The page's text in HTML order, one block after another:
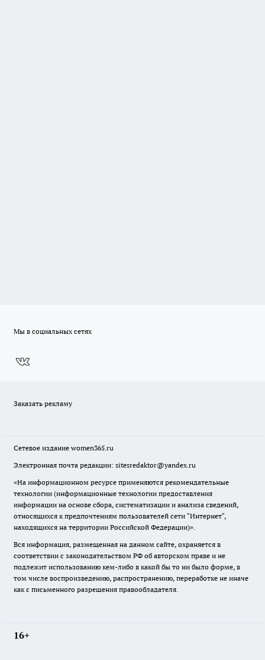
Мы в социальных сетях
Заказать рекламу
Сетевое издание women365.ru
Электронная почта редакции: sitesredaktor@yandex.ru
«На информационном ресурсе применяются рекомендательные
технологии (информационные технологии предоставления
информации на основе сбора, систематизации и анализа сведений,
относящихся к предпочтениям пользователей сети "Интернет",
находящихся на территории Российской Федерации)».
Вся информация, размещенная на данном сайте, охраняется в
соответствии с законодательством РФ об авторском праве и не
подлежит использованию кем-либо в какой бы то ни было форме, в
том числе воспроизведению, распространению, переработке не иначе
как с письменного разрешения правообладателя.
16+